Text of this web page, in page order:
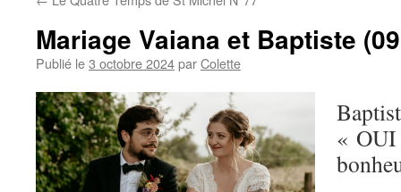
Mariage Vaiana et Baptiste
Publié le3 octobre 2024parColette
« OUI